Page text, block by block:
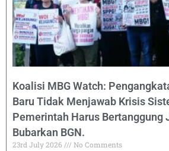
Koalisi MBG Watch:
Baru Tidak Menjawab Krisis
Pemerintah Harus Bertanggung
Bubarkan BGN.
23rd July 2026
No Comments